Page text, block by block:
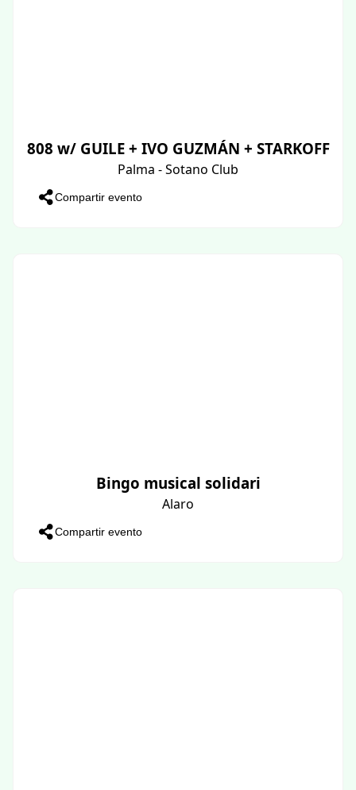
808 w/ GUILE + IVO GUZMÁN + STARKOFF
Palma - Sotano Club
Compartir evento
Bingo musical solidari
Alaro
Compartir evento